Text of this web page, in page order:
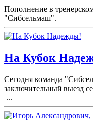
Пополнение в
"Сибсельмаш".
На Кубок
Сегодня команда
заключительный выезд
...